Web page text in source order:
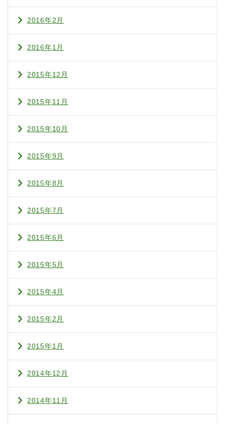
2016年2月
2016年1月
2015年12月
2015年11月
2015年10月
2015年9月
2015年8月
2015年7月
2015年6月
2015年5月
2015年4月
2015年2月
2015年1月
2014年12月
2014年11月